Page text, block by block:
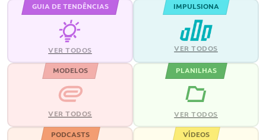
GUIA DE TENDÊNCIAS
VER TODOS
IMPULSIONA
VER TODOS
MODELOS
VER TODOS
PLANILHAS
VER TODOS
PODCASTS VÍDEOS